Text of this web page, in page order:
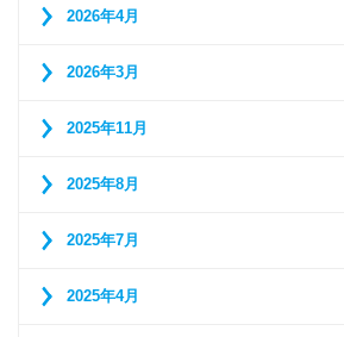
2026年4月
2026年3月
2025年11月
2025年8月
2025年7月
2025年4月